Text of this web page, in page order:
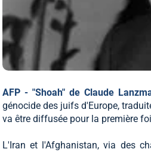
AFP - "Shoah" de Claude
génocide des juifs d'Europe,
va être diffusée pour la première
L'Iran et l'Afghanistan, via des